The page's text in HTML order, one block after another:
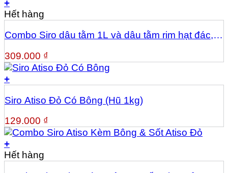
+
Hết hàng
Combo Siro dâu tằm 1L và dâu tằm rim hạt đác,
309.000 ₫
+
Siro Atiso Đỏ Có Bông (Hũ 1kg)
129.000 ₫
+
Hết hàng